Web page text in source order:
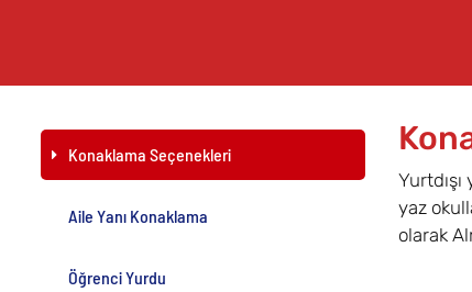
Konaklama Seçenekleri
Aile Yanı Konaklama
Öğrenci Yurdu
yaz
olarak